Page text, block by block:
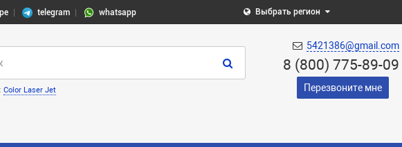
telegram whatsapp Выбрать регион
Color Laser Jet
5421386@gmail.com
8 (800) 775-89-09
Перезвоните мне